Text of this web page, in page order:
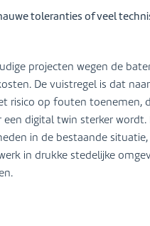
toleranties of veel
projecten wegen de
De vuistregel is dat
risico op fouten toenemen,
een digital twin sterker wordt.
in de bestaande situatie,
in drukke stedelijke